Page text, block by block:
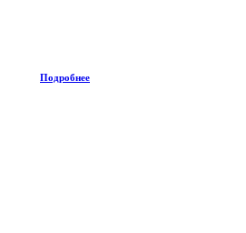
Подробнее